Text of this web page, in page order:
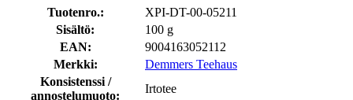
Tuotenro.:
XPI-DT-00-05211
Sisältö:
100 g
EAN:
9004163052112
Merkki:
Demmers Teehaus
Konsistenssi /
annostelumuoto:
Irtotee